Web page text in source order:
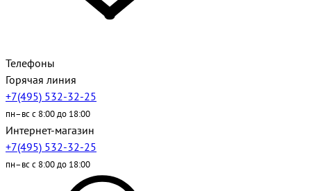
Телефоны
Горячая линия
+7(495) 532-32-25
пн–вс с 8:00 до 18:00
Интернет-магазин
+7(495) 532-32-25
пн–вс с 8:00 до 18:00